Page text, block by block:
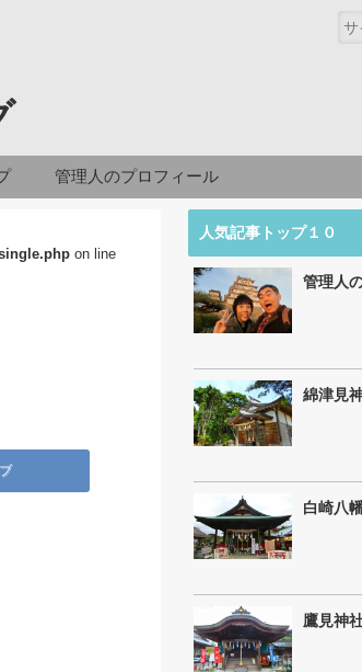
管理人のプロフィール
on line
人気記事トップ１０
管理人
綿津見
白崎八
鷹見神